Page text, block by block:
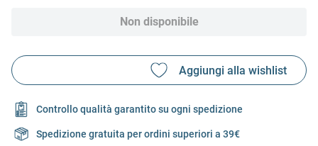
Non disponibile
Controllo qualità garantito su ogni spedizione
Spedizione gratuita per ordini superiori a 39€